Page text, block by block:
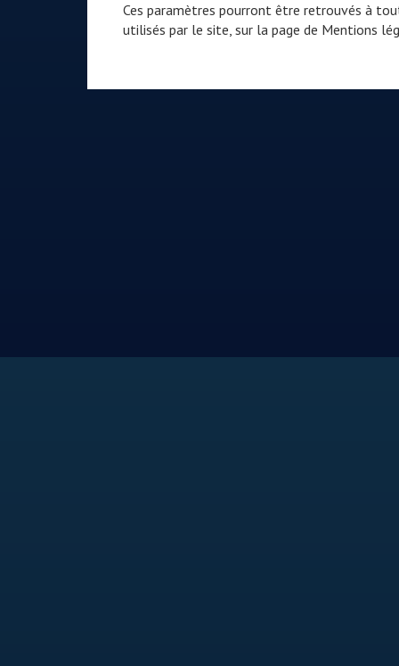
Ces paramètres pourront être retrouvés à
utilisés par le site, sur la page de Mentions